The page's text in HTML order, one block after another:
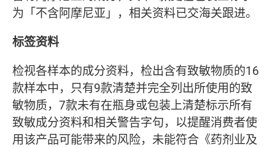
为「不含阿摩尼亚」，相关资料已交海关跟进。
标签资料
检视各样本的成分资料，检出含有致敏物质的16
款样本中，只有9款清楚并完全列出所使用的致
敏物质，7款未有在瓶身或包装上清楚标示所有
致敏成分资料和相关警告字句，以提醒消费者使
用该产品可能带来的风险，未能符合《药剂业及